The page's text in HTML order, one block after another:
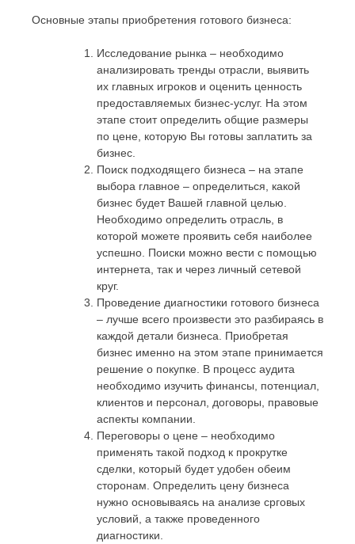
Основные этапы приобретения готового бизнеса:
Исследование рынка – необходимо
анализировать тренды отрасли, выявить
их главных игроков и оценить ценность
предоставляемых бизнес-услуг. На этом
этапе стоит определить общие размеры
по цене, которую Вы готовы заплатить за
бизнес.
Поиск подходящего бизнеса – на этапе
выбора главное – определиться, какой
бизнес будет Вашей главной целью.
Необходимо определить отрасль, в
которой можете проявить себя наиболее
успешно. Поиски можно вести с помощью
интернета, так и через личный сетевой
круг.
Проведение диагностики готового бизнеса
– лучше всего произвести это разбираясь в
каждой детали бизнеса. Приобретая
бизнес именно на этом этапе принимается
решение о покупке. В процесс аудита
необходимо изучить финансы, потенциал,
клиентов и персонал, договоры, правовые
аспекты компании.
Переговоры о цене – необходимо
применять такой подход к прокрутке
сделки, который будет удобен обеим
сторонам. Определить цену бизнеса
нужно основываясь на анализе срговых
условий, а также проведенного
диагностики.